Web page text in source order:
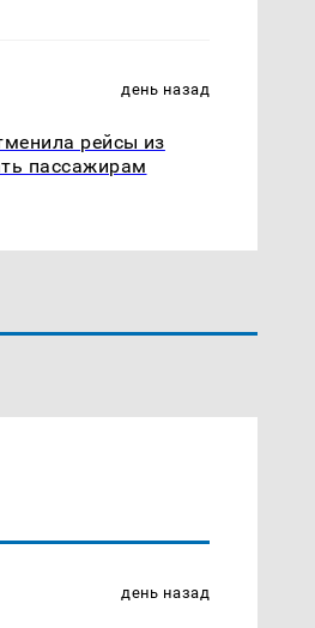
день назад
рейсы из
пассажирам
день назад